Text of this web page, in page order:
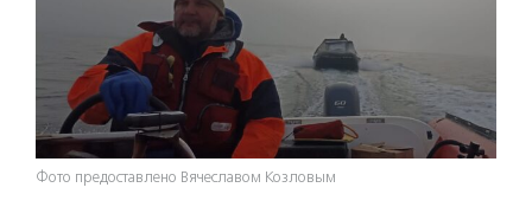
Фото предоставлено Вячеславом Козловым